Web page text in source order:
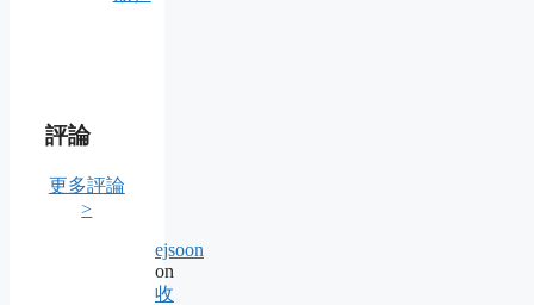
評論
更多評論
>
ejsoon
on
收